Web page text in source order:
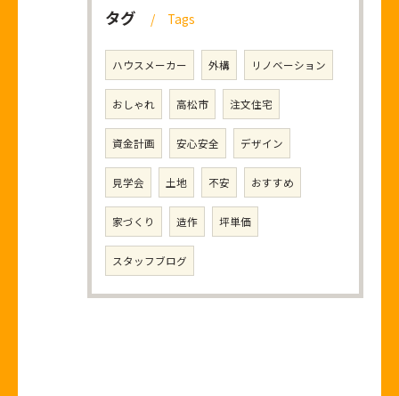
タグ Tags
ハウスメーカー 外構 リノベーション
おしゃれ 高松市 注文住宅
資金計画 安心安全 デザイン
見学会 土地 不安 おすすめ
家づくり 造作 坪単価
スタッフブログ